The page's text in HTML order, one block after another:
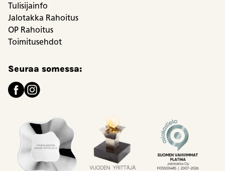
Tulisijainfo
Jalotakka Rahoitus
OP Rahoitus
Toimitusehdot
Seuraa somessa: